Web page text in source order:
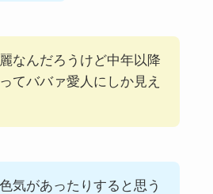
なんだろうけど中年以降
てババァ愛人にしか見え
気があったりすると思う